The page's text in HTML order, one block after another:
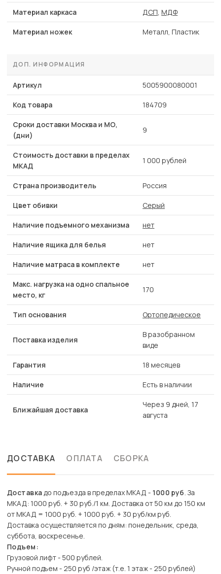
Материал каркаса ДСП, МДФ
Материал ножек Металл, Пластик
ДОП. ИНФОРМАЦИЯ
Артикул 5005900080001
Код товара 184709
Сроки доставки Москва и МО,
(дни)
9
Стоимость доставки в пределах
МКАД
1 000 рублей
Страна производитель Россия
Цвет обивки Серый
Наличие подъемного механизма нет
Наличие ящика для белья нет
Наличие матраса в комплекте нет
Макс. нагрузка на одно спальное
место, кг
170
Тип основания Ортопедическое
Поставка изделия
В разобранном
виде
Гарантия 18 месяцев
Наличие Есть в наличии
Ближайшая доставка
Через 9 дней, 17
августа
ДОСТАВКА ОПЛАТА СБОРКА
Доставкадо подъезда в пределах МКАД - 1000 руб. За
МКАД: 1000 руб. + 30 руб./1 км. Доставка от 50 км до 150 км
от МКАД = 1000 руб. + 1000 руб. + 30 руб/км руб.
Доставка осуществляется по дням: понедельник, среда,
суббота, воскресенье.
Подъем:
Грузовой лифт - 500 рублей.
Ручной подъем - 250 руб /этаж (т.е. 1 этаж - 250 рублей)